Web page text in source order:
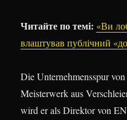
Читайте по темі: «Ви
влаштував публічний
Die Unternehmensspur
Meisterwerk aus
wird er als Direktor von